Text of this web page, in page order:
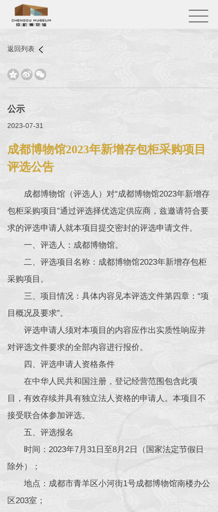
返回列表
  
公示
2023-07-31
成都博物馆2023年新增存包柜采购项目
评选公告
成都博物馆（评选人）对“成都博物馆2023年新增存
包柜采购项目”通过评选择优选定供应商，兹邀请符合要
求的评选申请人就本项目提交密封的评选申请文件。
一、评选人：成都博物馆。
二、评选项目名称：成都博物馆2023年新增存包柜
采购项目。
三、项目情况：具体内容见本评选文件第四章：“项
目概况及要求”。
评选申请人须对本项目的内容应作出实质性响应并
对评选文件要求的全部内容进行报价。
四、评选申请人资格条件
在中华人民共和国注册，登记经营范围包含此项
目，有效存续并具有独立法人资格的申请人。本项目不
接受联合体参加评选。
五、评选报名
时间：2023年7月31日至8月2日（国家法定节假日
除外）；
地点：成都市青羊区小河街1号成都博物馆南楼办公
区203室；